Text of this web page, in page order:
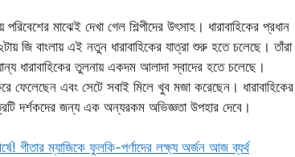
মাঝেই দেখা গেল শিল্পীদের উৎসাহ। ধারাবাহিকের প্রধান
জি বাংলায় এই নতুন ধারাবাহিকের যাত্রা শুরু হতে চলেছে। তাঁরা
ধারাবাহিকের তুলনায় একদম আলাদা স্বাদের হতে চলেছে।
ফেলেছেন এবং সেটে সবাই মিলে খুব মজা করেছেন। ধারাবাহিকের
দর্শকদের জন্য এক অন্যরকম অভিজ্ঞতা উপহার দেবে।
গীতার ম্যাজিকে ফুলকি-পর্ণাদের লক্ষ্য অর্জন আজ ব্যর্থ